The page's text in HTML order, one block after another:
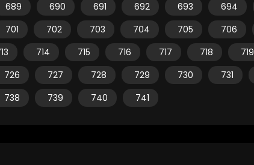
689
690 691 692 693 694
701
702 703 704 705 706
714 715 716 717 718 719
726
727 728 729 730 731
738
739 740 741